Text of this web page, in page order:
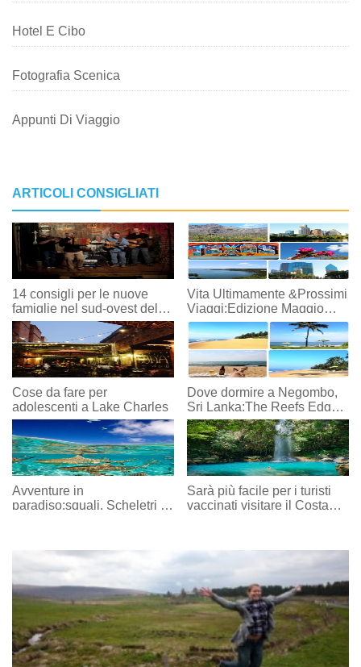
Hotel E Cibo
Fotografia Scenica
Appunti Di Viaggio
ARTICOLI CONSIGLIATI
14 consigli per le nuove
famiglie nel sud-ovest della
Louisiana
Vita Ultimamente &Prossimi
Viaggi:Edizione Maggio
2016
Cose da fare per
adolescenti a Lake Charles
Dove dormire a Negombo,
Sri Lanka:The Reefs Edge
Hotel
Avventure in
paradiso:squali, Scheletri e
Sarà più facile per i turisti
vaccinati visitare il Costa